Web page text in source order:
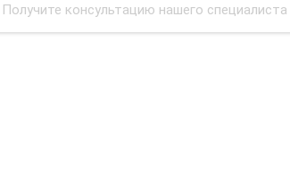
Получите консультацию нашего специалиста